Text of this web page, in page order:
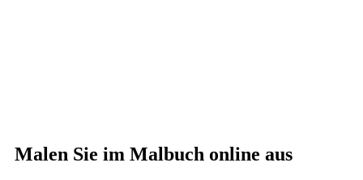
Malen Sie im Malbuch online aus